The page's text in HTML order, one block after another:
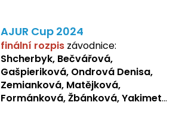
Žbánková, Sochorová
AJUR Cup 2024
finální rozpis závodnice:
Shcherbyk, Bečvářová,
Gašpieriková, Ondrová Denisa,
Zemianková, Matějková,
Formánková, Žbánková, Yakimets,